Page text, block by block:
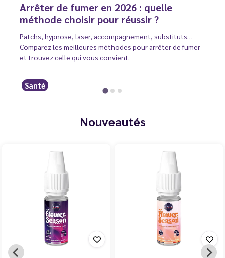
Arrêter de fumer en 2026 : quelle
méthode choisir pour réussir ?
Patchs, hypnose, laser, accompagnement, substituts…
Comparez les meilleures méthodes pour arrêter de fumer
et trouvez celle qui vous convient.
Santé
Nouveautés